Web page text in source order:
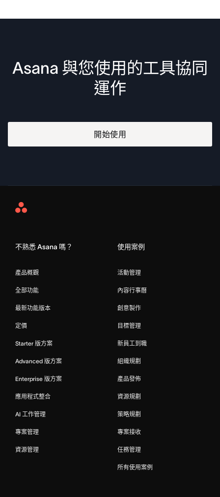
Asana 與您使用的工具協同
運作
開始使用
Asana
不熟悉 Asana 嗎？
產品概觀
全部功能
最新功能版本
定價
Starter 版方案
Advanced 版方案
Enterprise 版方案
應用程式整合
AI 工作管理
專案管理
資源管理
使用案例
活動管理
內容行事曆
創意製作
目標管理
新員工到職
組織規劃
產品發佈
資源規劃
策略規劃
專案接收
任務管理
所有使用案例